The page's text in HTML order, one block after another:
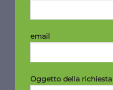
email
Oggetto della richiesta